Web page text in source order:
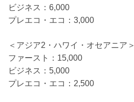
ビジネス：6,000
プレエコ・エコ：3,000
＜アジア2・ハワイ・オセアニア＞
ファースト：15,000
ビジネス：5,000
プレエコ・エコ：2,500